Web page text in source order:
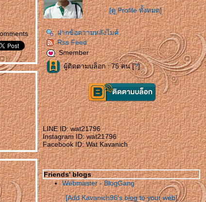
[ดู Profile ทั้งหมด]
ฝากข้อความหลังไมค์
Rss Feed
Smember
ผู้ติดตามบล็อก : 75 คน [?]
LINE ID: wat21796
Instagram ID: wat21796
Facebook ID: Wat Kavanich
Friends' blogs
Webmaster - BlogGang
[Add Kavanich96's blog to your web]